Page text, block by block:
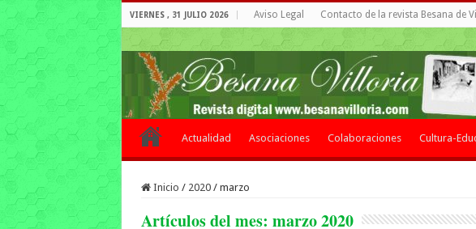
VIERNES , 31 JULIO 2026 Aviso Legal Contacto de la revista Besana de
Actualidad Asociaciones Colaboraciones Cultura-
Inicio / 2020 / marzo
Artículos del mes: marzo 2020